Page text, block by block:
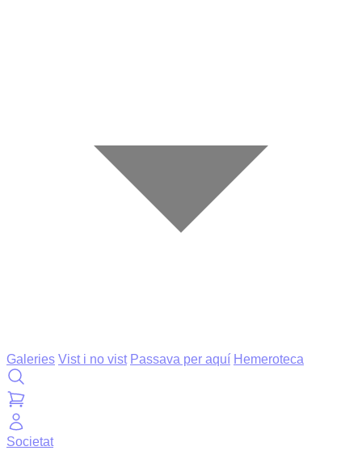
Galeries Vist i no vist Passava per aquí Hemeroteca
Societat